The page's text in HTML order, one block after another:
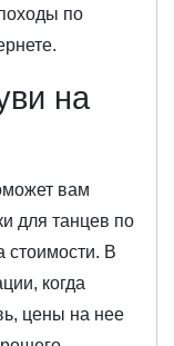
по
на
вам
для танцев по
стоимости. В
когда
цены на нее